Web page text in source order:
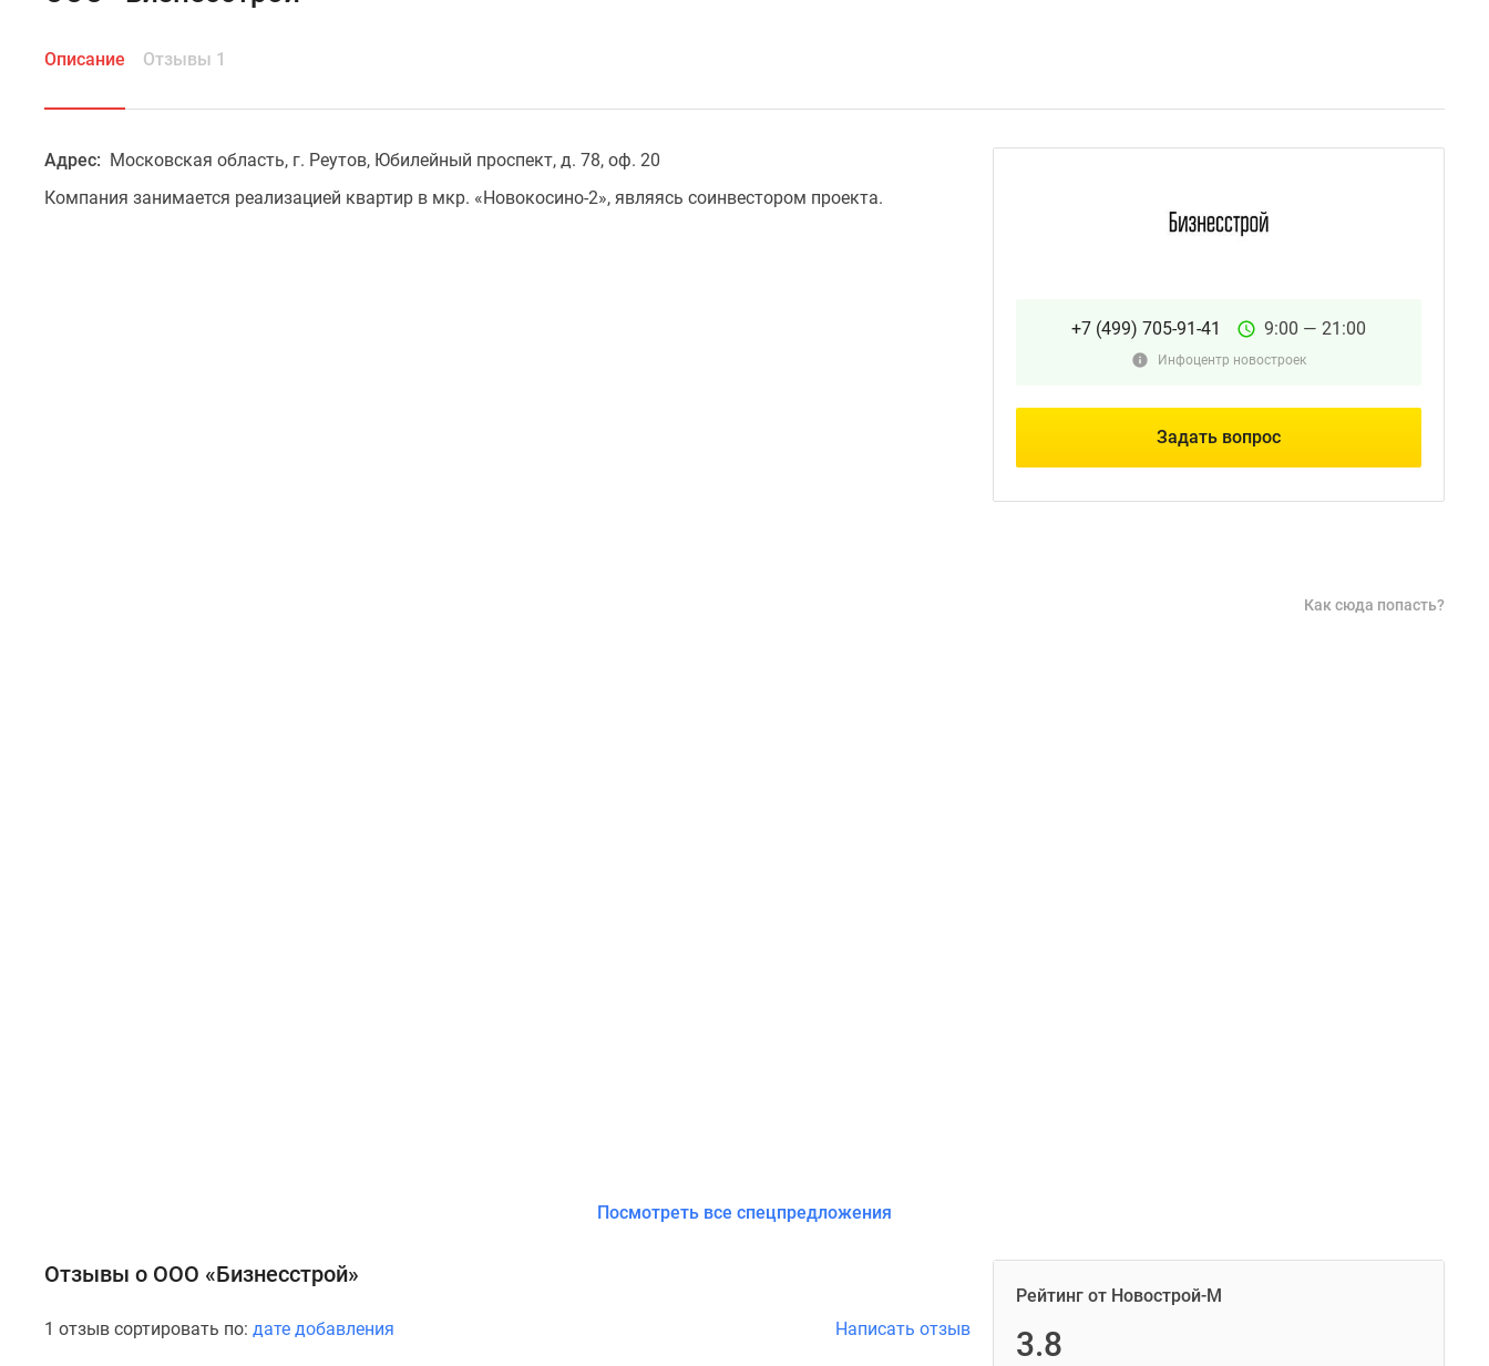
Описание Отзывы 1
Адрес: Московская область, г. Реутов, Юбилейный проспект, д. 78, оф. 20
Компания занимается реализацией квартир в мкр. «Новокосино-2», являясь соинвестором проекта.
+7 (499) 705-91-41 9:00 — 21:00
Инфоцентр новостроек
Задать вопрос
Как сюда попасть?
Посмотреть все спецпредложения
Отзывы о ООО «Бизнесстрой»
1 отзыв сортировать по: дате добавления Написать отзыв
Рейтинг от Новострой-М
3.8